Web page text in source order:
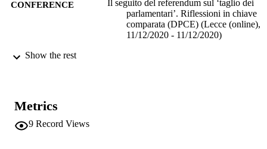
CONFERENCE
Il seguito del referendum sul ‘taglio dei
parlamentari’. Riflessioni in chiave
comparata (DPCE) (Lecce (online),
11/12/2020 - 11/12/2020)
IDENTIFIERS
UNIT
LANGUAGE
Show the rest
Metrics
9 Record Views